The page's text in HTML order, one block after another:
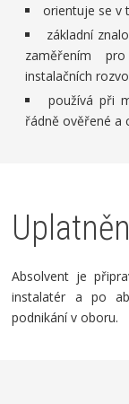
orientuje se v
základní
zaměřením
instalačních
používá při
řádně ověřené a
Absolvent je
instalatér a po
podnikání v oboru.